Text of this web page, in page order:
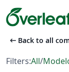
arrow_left_alt Back to all
Filters:All/